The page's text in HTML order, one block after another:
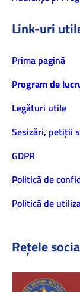
Link-uri
Prima pagină
Program de
Legături utile
Sesizări, petiţii
GDPR
Politică de
Politică de
Rețele